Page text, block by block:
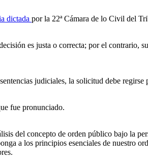
dictada por la 22ª Cámara de lo Civil del
es justa o correcta; por el contrario,
judiciales, la solicitud debe
fue pronunciado.
del concepto de orden público bajo la
a los principios esenciales de nuestro